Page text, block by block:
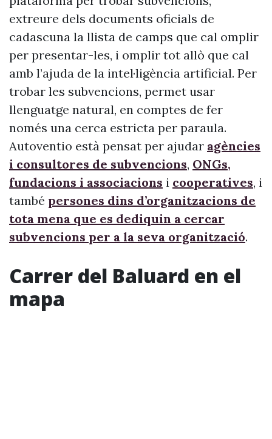
extreure dels documents oficials de
cadascuna la llista de camps que cal omplir
per presentar-les, i omplir tot allò que cal
amb l’ajuda de la intel·ligència artificial. Per
trobar les subvencions, permet usar
llenguatge natural, en comptes de fer
només una cerca estricta per paraula.
Autoventio està pensat per ajudar agències
i consultores de subvencions, ONGs,
fundacions i associacions i cooperatives, i
també persones dins d’organitzacions de
tota mena que es dediquin a cercar
subvencions per a la seva organització.
Carrer del Baluard en el
mapa